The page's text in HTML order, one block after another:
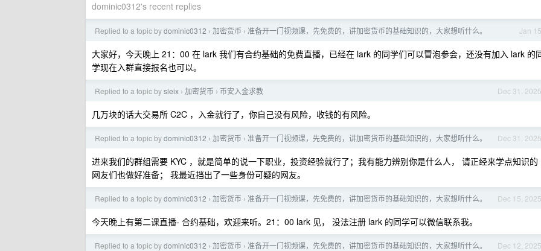
dominic0312's recent replies
Jan 15
Replied to a topic bydominic0312 › 加密货币 › 准备开一门视频课，先免费的，讲加密货币的基础知识的，大家想听什么。
大家好，今天晚上 21：00 在 lark 我们有合约基础的免费直播，已经在 lark 的同学们可以冒泡参会，还没有加入 lark 的
学现在入群直接报名也可以。
Dec 31, 2025
Replied to a topic bysleix › 加密货币 › 币安入金求教
几万块的话大交易所 C2C ，入金就行了，你自己没有风险，收钱的有风险。
Dec 31, 2025
Replied to a topic bydominic0312 › 加密货币 › 准备开一门视频课，先免费的，讲加密货币的基础知识的，大家想听什么。
进来我们的群组需要 KYC ，就是简单的说一下职业，投资经验就行了；我有能力辨别你是什么人， 请正经来学点知识的
网友们也做好准备； 我最近挡出了一些身份可疑的网友。
Dec 15, 2025
Replied to a topic bydominic0312 › 加密货币 › 准备开一门视频课，先免费的，讲加密货币的基础知识的，大家想听什么。
今天晚上有第二课直播- 合约基础，欢迎来听。21：00 lark 见， 没法注册 lark 的同学可以微信联系我。
Dec 12, 2025
Replied to a topic bydominic0312 › 加密货币 › 准备开一门视频课，先免费的，讲加密货币的基础知识的，大家想听什么。